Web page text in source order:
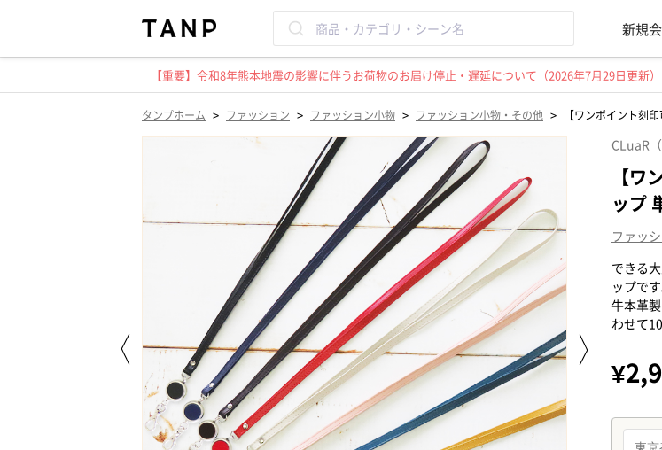
新規
【重要】令和8年熊本地震の影響に伴うお荷物のお届け停止・遅延について（2026年7月29日更新）
タンプホーム > ファッション > ファッション小物 > ファッション小物・その他 > 【ワンポイント刻
CLuaR
【
ップ
ファッ
できる
ップで
牛本革
わせて